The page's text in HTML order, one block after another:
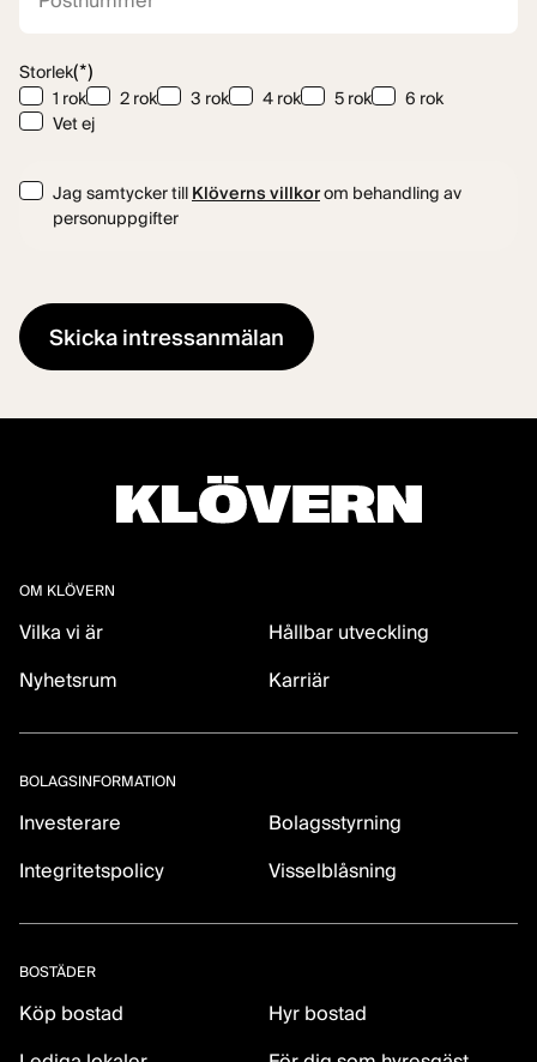
Storlek(*)
1 rok 2 rok 3 rok 4 rok 5 rok
6 rok
Vet ej
ConsentJag samtycker till Klöverns villkorom behandling av
personuppgifter
OM KLÖVERN
Vilka vi är
Hållbar utveckling
Nyhetsrum
Karriär
BOLAGSINFORMATION
Investerare
Bolagsstyrning
Integritetspolicy
Visselblåsning
BOSTÄDER
Köp bostad
Hyr bostad